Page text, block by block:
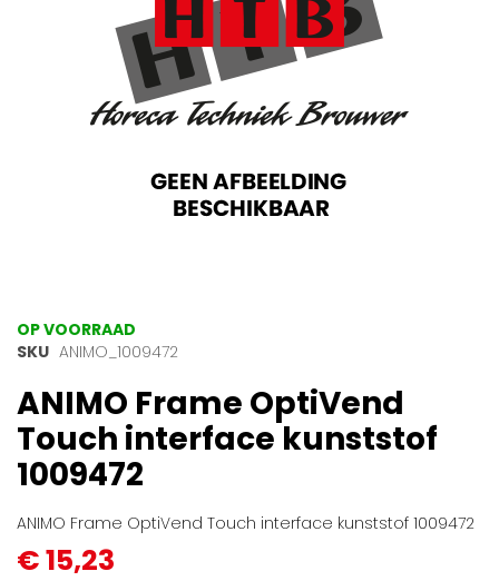
Ga
naar
begin
van
de
afbeeldingen-
gallerij
OP VOORRAAD
SKU ANIMO_1009472
ANIMO Frame OptiVend
Touch interface kunststof
1009472
ANIMO Frame OptiVend Touch interface kunststof 1009472
€ 15,23